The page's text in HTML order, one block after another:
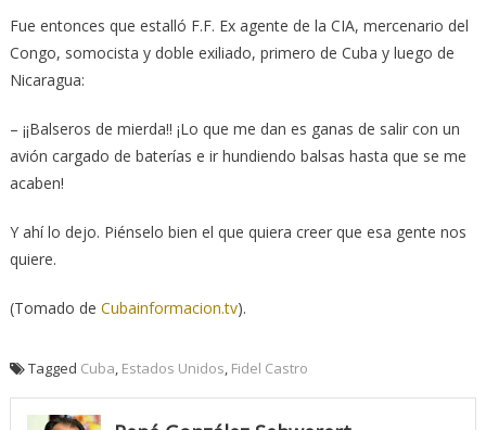
Fue entonces que estalló F.F. Ex agente de la CIA, mercenario del
Congo, somocista y doble exiliado, primero de Cuba y luego de
Nicaragua:
– ¡¡Balseros de mierda!! ¡Lo que me dan es ganas de salir con un
avión cargado de baterías e ir hundiendo balsas hasta que se me
acaben!
Y ahí lo dejo. Piénselo bien el que quiera creer que esa gente nos
quiere.
(Tomado de Cubainformacion.tv).
Tagged Cuba, Estados Unidos, Fidel Castro